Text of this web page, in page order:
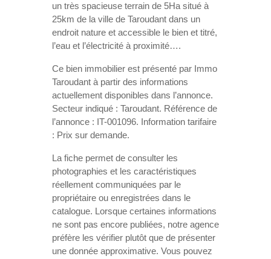
un très spacieuse terrain de 5Ha situé à
25km de la ville de Taroudant dans un
endroit nature et accessible le bien et titré,
l’eau et l’électricité à proximité….
Ce bien immobilier est présenté par Immo
Taroudant à partir des informations
actuellement disponibles dans l’annonce.
Secteur indiqué : Taroudant. Référence de
l’annonce : IT-001096. Information tarifaire
: Prix sur demande.
La fiche permet de consulter les
photographies et les caractéristiques
réellement communiquées par le
propriétaire ou enregistrées dans le
catalogue. Lorsque certaines informations
ne sont pas encore publiées, notre agence
préfère les vérifier plutôt que de présenter
une donnée approximative. Vous pouvez